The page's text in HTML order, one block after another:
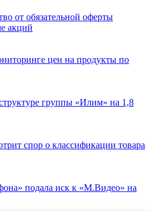
от обязательной оферты
акций
цен на продукты по
группы «Илим» на 1,8
спор о классификации товара
подала иск к «М.Видео» на